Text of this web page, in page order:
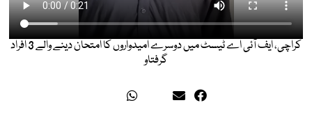
کراچی، ایف آئی اے ٹیسٹ میں دوسرے امیدواروں کا امتحان دینے والے 3 افراد
گرفتاو